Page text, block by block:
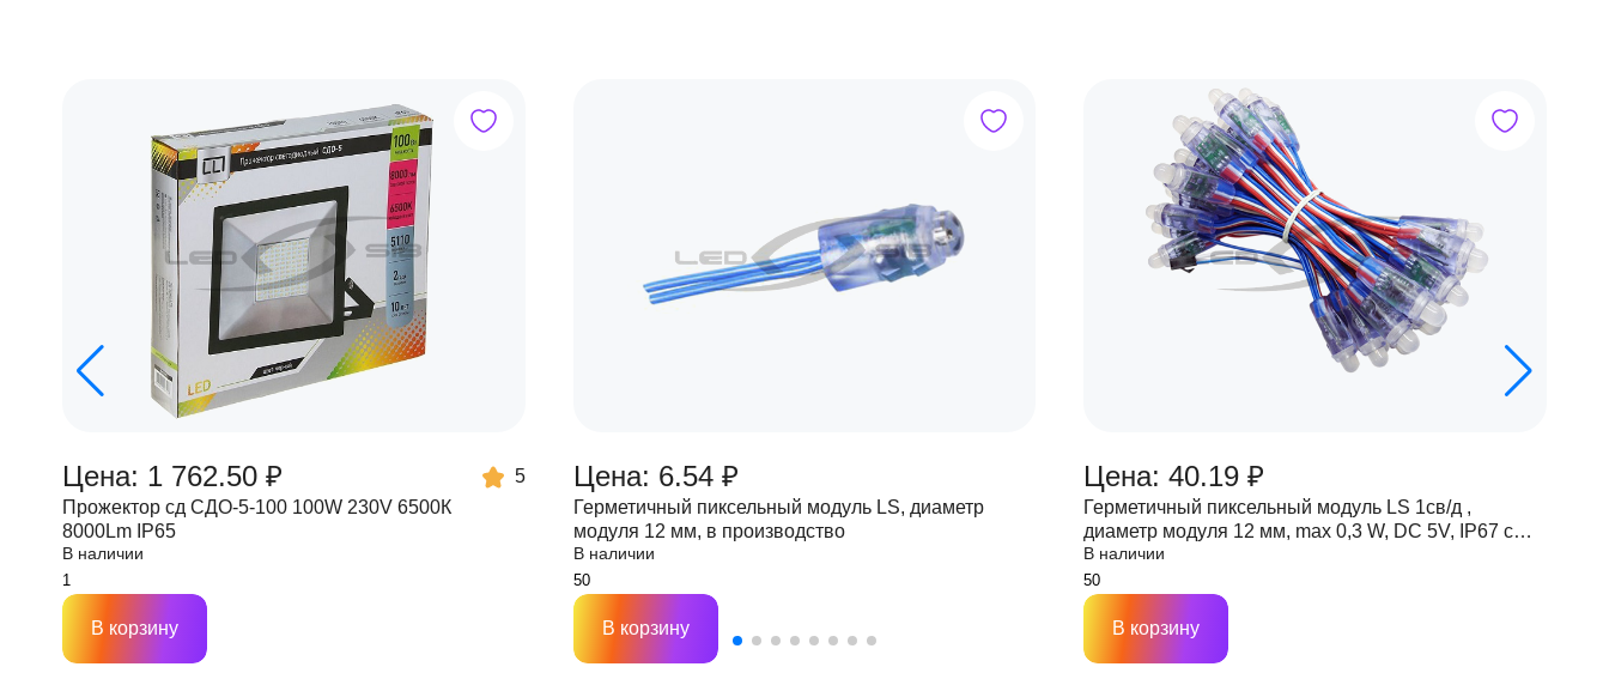
Цена: 1 762.50 ₽
5
Прожектор сд СДО-5-100 100W 230V 6500К
8000Lm IP65
В наличии
В корзину
Цена: 6.54 ₽
Герметичный пиксельный модуль LS, диаметр
модуля 12 мм, в производство
В наличии
В корзину
Цена: 40.19 ₽
Герметичный пиксельный модуль LS 1св/д ,
диаметр модуля 12 мм, max 0,3 W, DC 5V, IP67 с
чипом 6803
В наличии
В корзину